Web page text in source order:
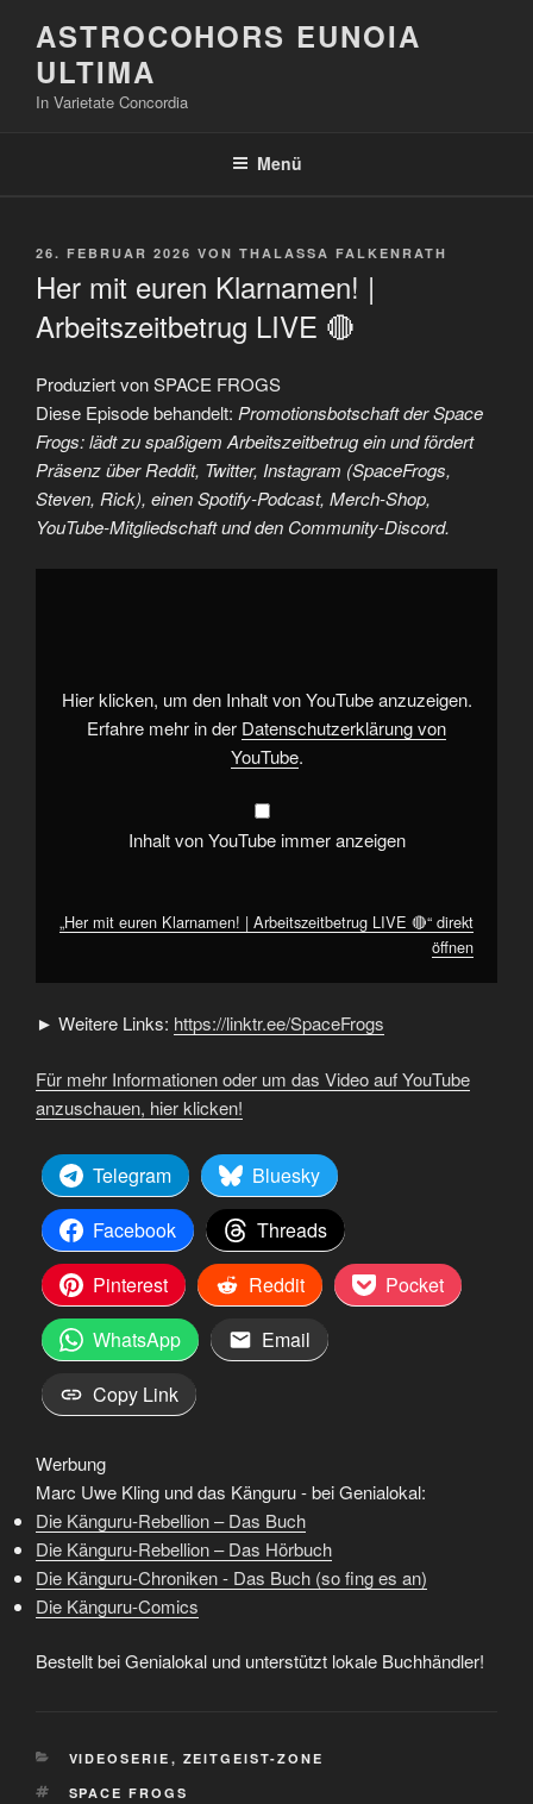
Inhalt
springen
ASTROCOHORS EUNOIA
ULTIMA
In Varietate Concordia
Menü
VERÖFFENTLICHT
26. FEBRUAR 2026 VON THALASSA FALKENRATH
Her mit euren Klarnamen! |
Arbeitszeitbetrug LIVE 🔴
Produziert von SPACE FROGS
Diese Episode behandelt: Promotionsbotschaft der Space
Frogs: lädt zu spaßigem Arbeitszeitbetrug ein und fördert
Präsenz über Reddit, Twitter, Instagram (SpaceFrogs,
Steven, Rick), einen Spotify-Podcast, Merch-Shop,
YouTube-Mitgliedschaft und den Community-Discord.
„Her
von
YouTube
anzeigen
Hier klicken, um den Inhalt von YouTube anzuzeigen.
Erfahre mehr in der Datenschutzerklärung von
YouTube.
Inhalt von YouTube immer anzeigen
„Her mit euren Klarnamen! | Arbeitszeitbetrug LIVE 🔴“ direkt
öffnen
► Weitere Links: https://linktr.ee/SpaceFrogs
Für mehr Informationen oder um das Video auf YouTube
anzuschauen, hier klicken!
Telegram
Bluesky
Facebook
Threads
Pinterest
Reddit
Pocket
WhatsApp
Email
Copy Link
Werbung
Marc Uwe Kling und das Känguru - bei Genialokal:
Die Känguru-Rebellion – Das Buch
Die Känguru-Rebellion – Das Hörbuch
Die Känguru-Chroniken - Das Buch (so fing es an)
Die Känguru-Comics
Bestellt bei Genialokal und unterstützt lokale Buchhändler!
KATEGORIEN
VIDEOSERIE , ZEITGEIST-ZONE
SCHLAGWÖRTER
SPACE FROGS